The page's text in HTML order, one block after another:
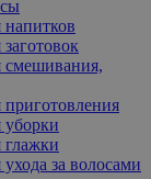
напитков
смешивания,
приготовления
уборки
глажки
за волосами